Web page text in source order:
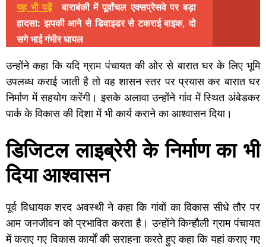
यह भी पढ़ें
बाराबंकी में पूर्वांचल एक्सप्रेसवे पर बड़ा
हादसा: झपकी आने से डिवाइडर से टकराई बाइक, दो
सगे भाई गंभीर घायल
उन्होंने कहा कि यदि ग्राम पंचायत की ओर से बारात घर के लिए भूमि
उपलब्ध कराई जाती है तो वह शासन स्तर पर प्रयास कर बारात घर
निर्माण में सहयोग करेंगी। इसके अलावा उन्होंने गांव में स्थित अंबेडकर
पार्क के विकास की दिशा में भी कार्य कराने का आश्वासन दिया।
डिजिटल लाइब्रेरी के निर्माण का भी
दिया आश्वासन
पूर्व विधायक शरद अवस्थी ने कहा कि गांवों का विकास सीधे तौर पर
आम जनजीवन को प्रभावित करता है। उन्होंने किन्हौली ग्राम पंचायत
में कराए गए विकास कार्यों की सराहना करते हुए कहा कि यहां कराए गए